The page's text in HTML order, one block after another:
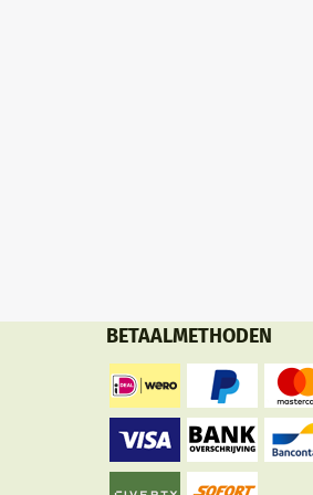
BETAALMETHODEN